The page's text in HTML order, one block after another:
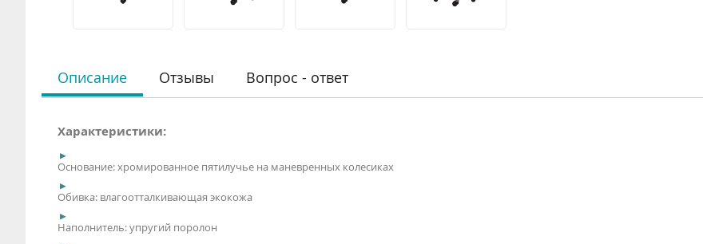
Описание
Характеристики:
Основание: хромированное пятилучье на маневренных колесиках
Обивка: влагоотталкивающая экокожа
Наполнитель: упругий поролон
Отзывы Вопрос - ответ